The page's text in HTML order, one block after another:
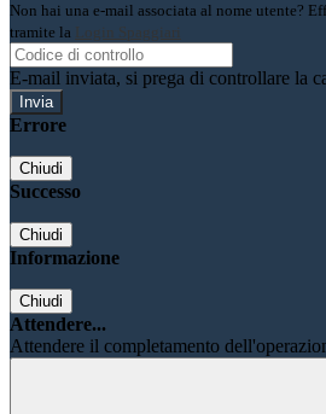
Non hai una e-mail associata al nome utente?
tramite la Login Spaggiari
E-mail inviata, si prega di controllare la
Errore
Chiudi
Successo
Chiudi
Informazione
Chiudi
Attendere...
Attendere il completamento